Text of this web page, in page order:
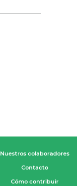
Nuestros colaboradores
Contacto
Cómo contribuir